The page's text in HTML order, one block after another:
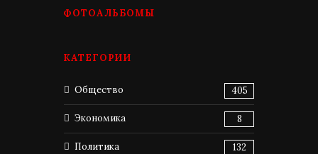
ФОТОАЛЬБОМЫ
КАТЕГОРИИ
Общество 405
Экономика 8
Политика 132